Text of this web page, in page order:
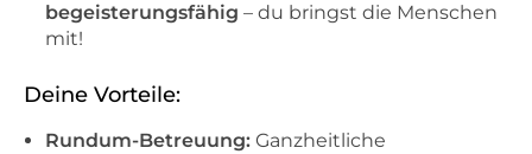
begeisterungsfähig – du bringst die Menschen
mit!
Deine Vorteile:
Rundum-Betreuung: Ganzheitliche